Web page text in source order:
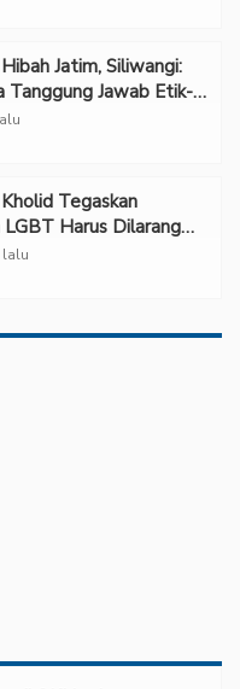
Jatim, Siliwangi:
Tanggung Jawab Etik-
Tegaskan
Harus Dilarang
Melindungi Korban
lalu